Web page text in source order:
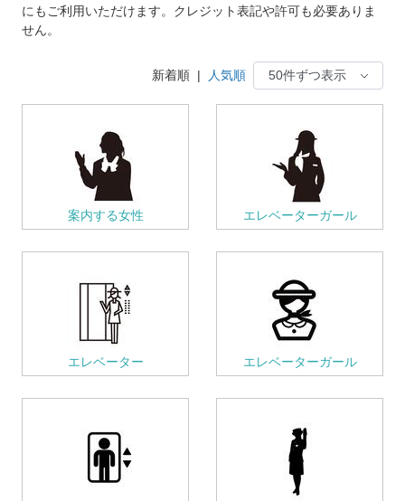
にもご利用いただけます。クレジット表記や許可も必要ありま
せん。
新着順 | 人気順
案内する女性 エレベーターガール
エレベーター エレベーターガール